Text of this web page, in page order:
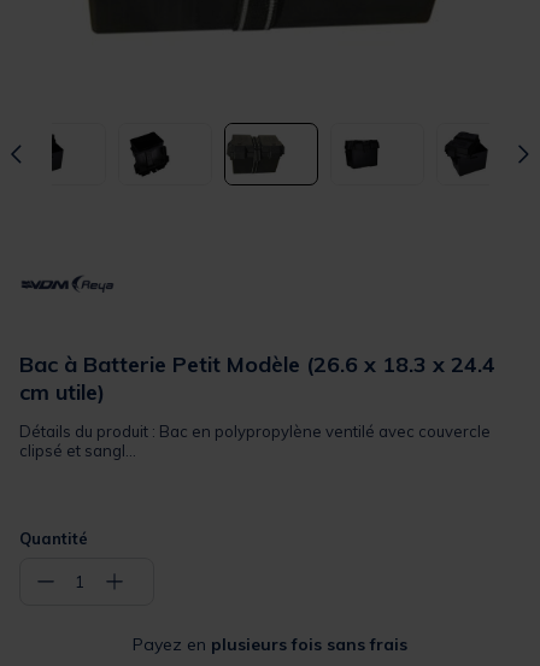
Bac à Batterie Petit Modèle (26.6 x 18.3 x 24.4
cm utile)
Détails du produit : Bac en polypropylène ventilé avec couvercle
clipsé et sangl...
Quantité
− 1 +
Payez en plusieurs fois sans frais